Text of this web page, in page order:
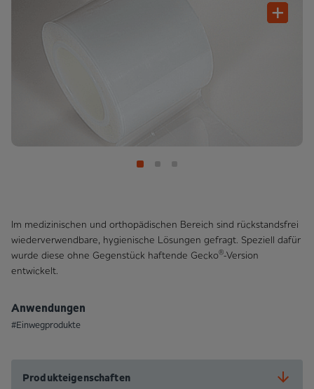
Im medizinischen und orthopädischen Bereich sind rückstandsfrei
wiederverwendbare, hygienische Lösungen gefragt. Speziell dafür
wurde diese ohne Gegenstück haftende Gecko®-Version
entwickelt.
Anwendungen
#Einwegprodukte
Produkteigenschaften